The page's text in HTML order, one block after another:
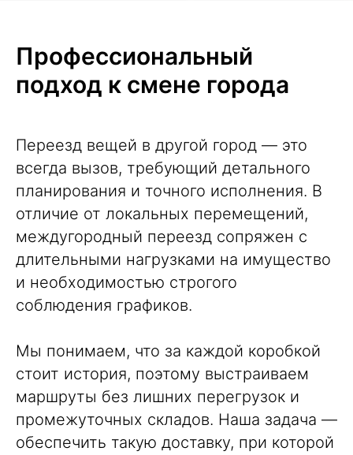
Профессиональный
подход к смене города
Переезд вещей в другой город — это
всегда вызов, требующий детального
планирования и точного исполнения. В
отличие от локальных перемещений,
междугородный переезд сопряжен с
длительными нагрузками на имущество
и необходимостью строгого
соблюдения графиков.
Мы понимаем, что за каждой коробкой
стоит история, поэтому выстраиваем
маршруты без лишних перегрузок и
промежуточных складов. Наша задача —
обеспечить такую доставку, при которой